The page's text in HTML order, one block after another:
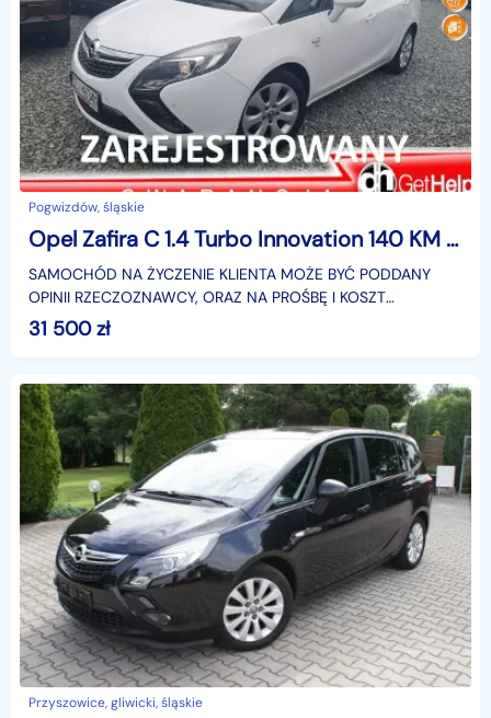
Pogwizdów, śląskie
Opel Zafira C 1.4 Turbo Innovation 140 KM Klimatyzacja PDC, 7 foteli
SAMOCHÓD NA ŻYCZENIE KLIENTA MOŻE BYĆ PODDANY
OPINII RZECZOZNAWCY, ORAZ NA PROŚBĘ I KOSZT
KUPUJĄCEGO MOŻLIWA WIZYTA NA STACJI KONTROLI
POJAZDÓW, BĄDŹ W AUTORYZO
31 500zł
Przyszowice, gliwicki, śląskie